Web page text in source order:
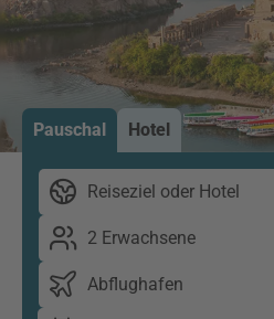
Pauschal Hotel
Reiseziel oder Hotel
2 Erwachsene
Abflughafen